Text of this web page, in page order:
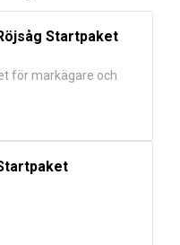
Startpaket
för markägare och